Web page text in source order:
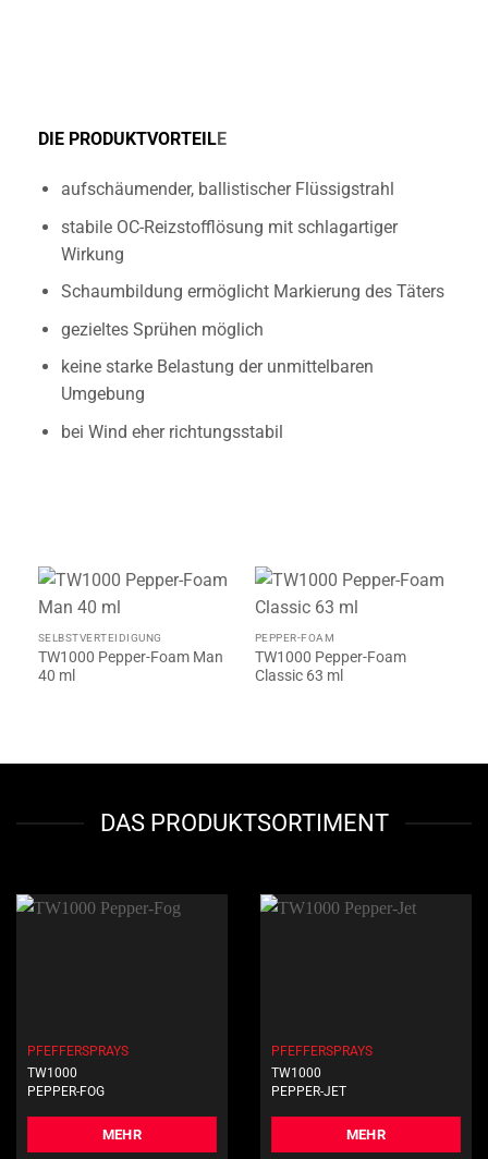
DIE PRODUKTVORTEILE
aufschäumender, ballistischer Flüssigstrahl
stabile OC-Reizstofflösung mit schlagartiger
Wirkung
Schaumbildung ermöglicht Markierung des Täters
gezieltes Sprühen möglich
keine starke Belastung der unmittelbaren
Umgebung
bei Wind eher richtungsstabil
SELBSTVERTEIDIGUNG
TW1000 Pepper-Foam Man
40 ml
PEPPER-FOAM
TW1000 Pepper-Foam
Classic 63 ml
DAS PRODUKTSORTIMENT
PFEFFERSPRAYS
TW1000
PEPPER-FOG
MEHR
PFEFFERSPRAYS
TW1000
PEPPER-JET
MEHR